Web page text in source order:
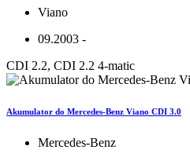
Viano
09.2003 -
CDI 2.2, CDI 2.2 4-matic
Akumulator do Mercedes-Benz Viano CDI 3.0
Mercedes-Benz